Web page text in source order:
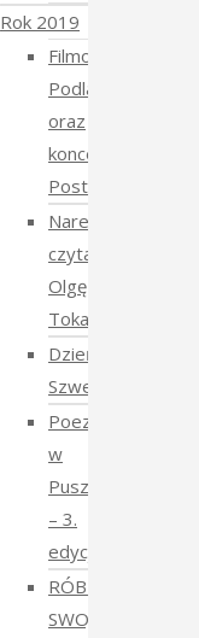
Rok 2019
Filmowe
Podlasie
oraz
koncert
Postmana
Narewka
czyta
Olgę
Tokarczuk
Dzień
Szwedzki
Poezja
w
Puszczy
– 3.
edycja
RÓBMY
SWOJE